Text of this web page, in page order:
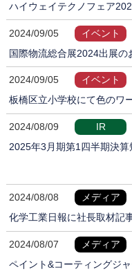
ハイウェイテクノフェア
2024/09/05
イベント
国際物流総合展2024出展の
2024/09/05
イベント
板橋区立小学校にて色のワ
2024/08/09
IR
2025年3月期第1四半期決算
2024/08/08
メディア
化学工業日報に社長取材記
2024/08/07
メディア
ペイント&コーティングジ